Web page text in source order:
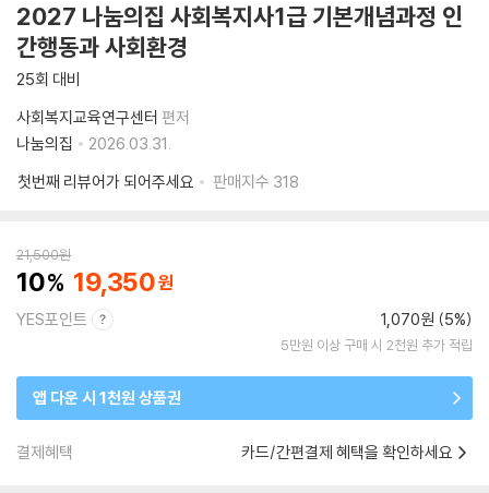
2027 나눔의집 사회복지사1급 기본개념과정 인
간행동과 사회환경
25회 대비
사회복지교육연구센터 편저
나눔의집
2026.03.31.
첫번째 리뷰어가 되어주세요
판매지수 318
21,500원
10 19,350
YES포인트 1,070원 (5%)
5만원 이상 구매 시 2천원 추가 적립
앱 다운 시 1천원 상품권
결제혜택 카드/간편결제 혜택을 확인하세요